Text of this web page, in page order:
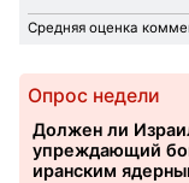
Средняя оценка
Опрос недели
Должен ли
упреждающий
иранским